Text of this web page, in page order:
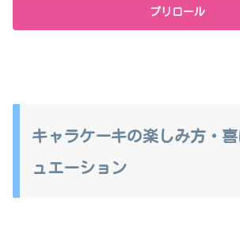
プリロール
キャラケーキの楽しみ方・
ュエーション